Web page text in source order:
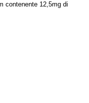
contenente 12,5mg di